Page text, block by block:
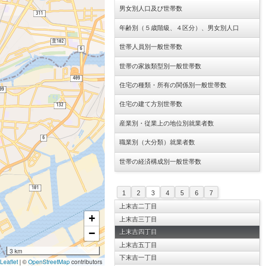
+
−
3 km
Leaflet | ©OpenStreetMapcontributors
男女別人口及び世帯数
年齢別（５歳階級、４区分）、男女別人口
世帯人員別一般世帯数
世帯の家族類型別一般世帯数
住宅の種類・所有の関係別一般世帯数
住宅の建て方別世帯数
産業別・従業上の地位別就業者数
職業別（大分類）就業者数
世帯の経済構成別一般世帯数
1 2 3 4 5 6
7
上末吉二丁目
上末吉三丁目
上末吉四丁目
上末吉五丁目
下末吉一丁目